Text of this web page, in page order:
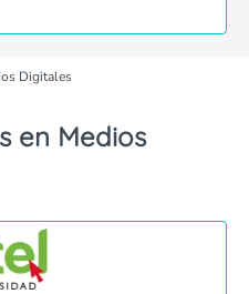
Digitales
en Medios